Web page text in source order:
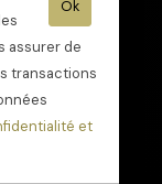
Ok
assurer de
transactions
et